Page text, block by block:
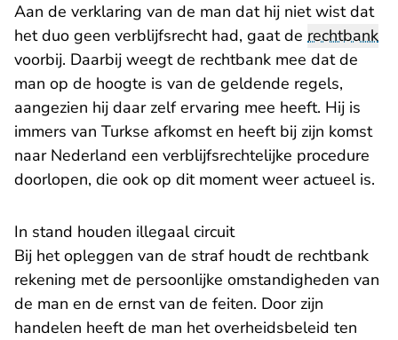
Aan de verklaring van de man dat hij niet wist dat
het duo geen verblijfsrecht had, gaat de rechtbank
voorbij. Daarbij weegt de rechtbank mee dat de
man op de hoogte is van de geldende regels,
aangezien hij daar zelf ervaring mee heeft. Hij is
immers van Turkse afkomst en heeft bij zijn komst
naar Nederland een verblijfsrechtelijke procedure
doorlopen, die ook op dit moment weer actueel is.
​In stand houden illegaal circuit
Bij het opleggen van de straf houdt de rechtbank
rekening met de persoonlijke omstandigheden van
de man en de ernst van de feiten. Door zijn
handelen heeft de man het overheidsbeleid ten